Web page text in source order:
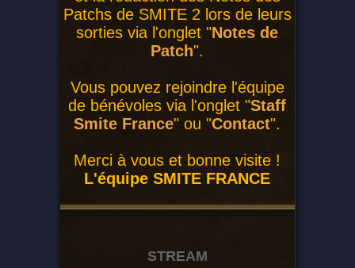
Patchs de SMITE 2 lors de leurs
sorties via l'onglet "Notes de
Patch".
Vous pouvez rejoindre l'équipe
de bénévoles via l'onglet "Staff
Smite France" ou "Contact".
Merci à vous et bonne visite !
L'équipe SMITE FRANCE
STREAM